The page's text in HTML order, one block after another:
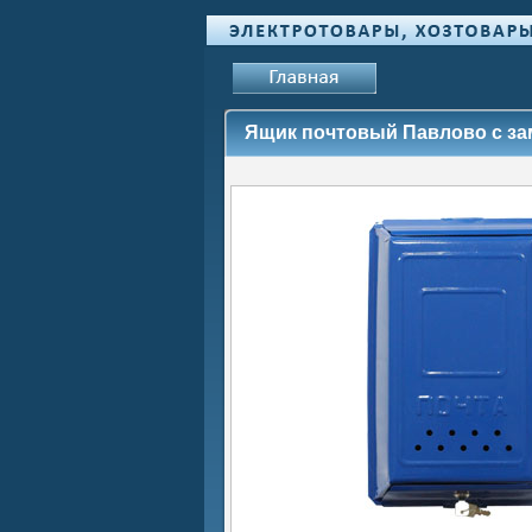
Ящик почтовый Павлово с